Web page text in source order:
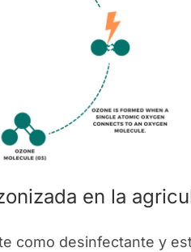
en la
como desinfectante y